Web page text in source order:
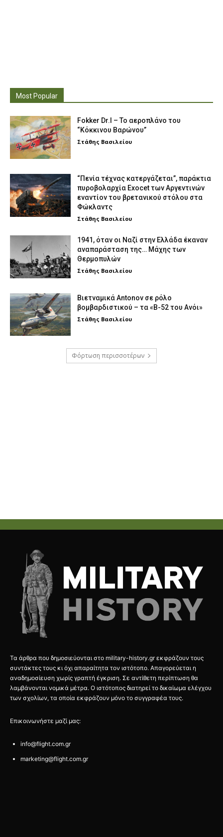
Most Popular
Fokker Dr.I – To αεροπλάνο του
“Κόκκινου Βαρώνου”
Στάθης Βασιλείου
“Πενία τέχνας κατεργάζεται”, παράκτια
πυροβολαρχία Exocet των Αργεντινών
εναντίον του βρετανικού στόλου στα
Φώκλαντς
Στάθης Βασιλείου
1941, όταν οι Ναζί στην Ελλάδα έκαναν
αναπαράσταση της… Μάχης των
Θερμοπυλών
Στάθης Βασιλείου
Βιετναμικά Antonov σε ρόλο
βομβαρδιστικού – τα «Β-52 του Ανόι»
Στάθης Βασιλείου
Φόρτωση περισσοτέρων
Τα άρθρα που δημοσιεύονται στο military-history.gr εκφράζουν τους
συντάκτες τους κι όχι απαραίτητα τον ιστότοπο. Απαγορεύεται η
αναδημοσίευση χωρίς γραπτή έγκριση. Σε αντίθετη περίπτωση θα
λαμβάνονται νομικά μέτρα. Ο ιστότοπος διατηρεί το δικαίωμα ελέγχου
των σχολίων, τα οποία εκφράζουν μόνο το συγγραφέα τους.
Επικοινωνήστε μαζί μας:
info@flight.com.gr
marketing@flight.com.gr